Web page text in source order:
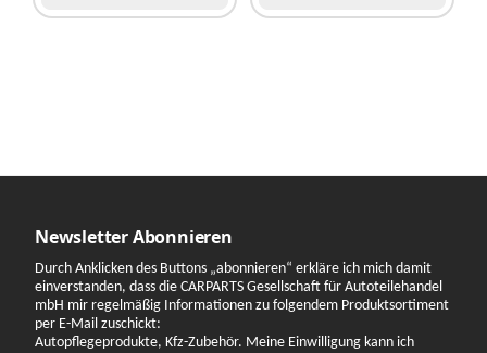
Newsletter Abonnieren
Durch Anklicken des Buttons „abonnieren“ erkläre ich mich damit
einverstanden, dass die CARPARTS Gesellschaft für Autoteilehandel
mbH mir regelmäßig Informationen zu folgendem Produktsortiment
per E-Mail zuschickt:
Autopflegeprodukte, Kfz-Zubehör. Meine Einwilligung kann ich